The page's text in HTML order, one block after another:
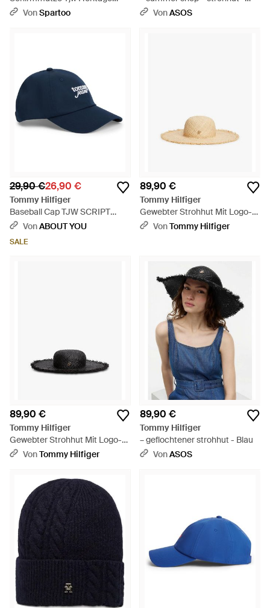
Denim Cap - Blau
VonSpartoo
Natur
VonASOS
29,90 €26,90 €
Tommy Hilfiger
Baseball Cap TJW SCRIPT
LOGO Regular fit mit festem
VonABOUT YOU
SALE
89,90 €
Tommy Hilfiger
Gewebter Strohhut Mit Logo-
Emblem - Weiß
VonTommy Hilfiger
89,90 €
Tommy Hilfiger
Gewebter Strohhut Mit Logo-
Emblem - Weiß
VonTommy Hilfiger
89,90 €
Tommy Hilfiger
– geflochtener strohhut - Blau
VonASOS